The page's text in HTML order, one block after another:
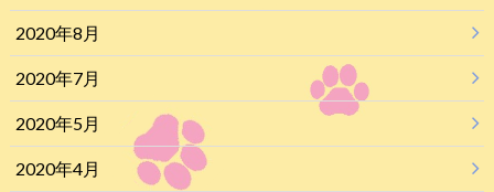
2020年8月
2020年7月
2020年5月
2020年4月